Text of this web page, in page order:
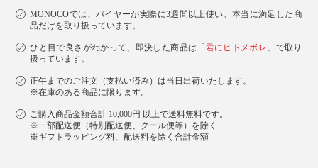
MONOCOでは、バイヤーが実際に3週間以上使い、本当に満足した商
品だけを取り扱っています。
ひと目で良さがわかって、即決した商品は「君にヒトメボレ 」で取り
扱っています。
正午までのご注文（支払い済み）は当日出荷いたします。
※在庫のある商品に限ります。
ご購入商品金額合計 10,000円 以上で送料無料です。
※一部配送便（特別配送便、クール便等）を除く
※ギフトラッピング料、配送料を除く合計金額